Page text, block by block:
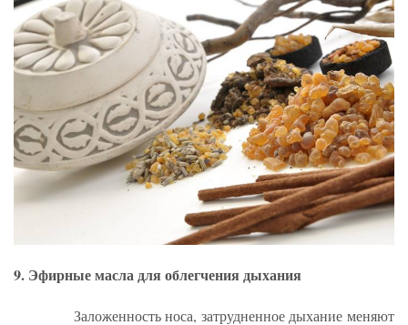
9. Эфирные масла для облегчения дыхания
Заложенность носа, затрудненное дыхание меняют